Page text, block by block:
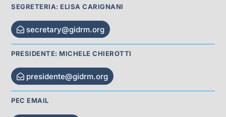
SEGRETERIA: ELISA CARIGNANI
secretary@gidrm.org
PRESIDENTE: MICHELE CHIEROTTI
presidente@gidrm.org
PEC EMAIL